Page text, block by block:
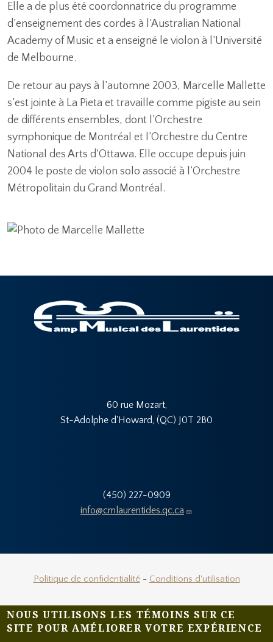
NOUS UTILISONS LES TÉMOINS SUR CE
SITE POUR AMÉLIORER VOTRE EXPÉRIENCE
Elle a de plus été coordonnatrice du programme
d’enseignement des cordes à l’Australian National
Academy of Music et a enseigné le violon à l’Université
de Melbourne.
De retour au pays à l’automne 2003, Marcelle Mallette
s’est jointe à La Pieta et travaille comme pigiste au sein
de différents ensembles, dont l’Orchestre
symphonique de Montréal et l’Orchestre du Centre
National des Arts d'Ottawa. Elle occupe depuis juin
2004 le poste de violon solo associé à l’Orchestre
Métropolitain du Grand Montréal.
60 rue Mozart,
St-Adolphe d'Howard, (QC) J0T 2B0
(450) 227-0909
info@cmlaurentides.qc.ca
Politique de confidentialité- Conditions d'utilisation